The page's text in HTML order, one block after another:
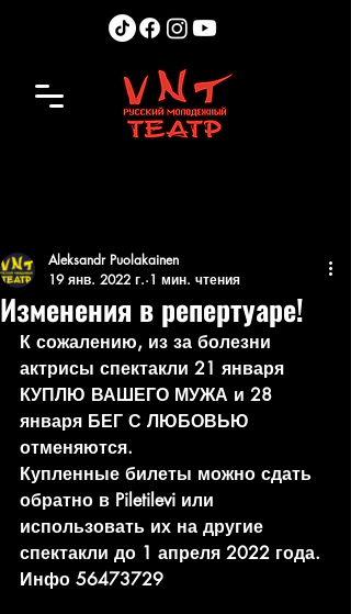
Изменения в репертуаре!
Aleksandr Puolakainen
19 янв. 2022 г. 1 мин. чтения
К сожалению, из за болезни
актрисы спектакли 21 января
КУПЛЮ ВАШЕГО МУЖА и 28
января БЕГ С ЛЮБОВЬЮ
отменяются.
Купленные билеты можно сдать
обратно в Piletilevi или
использовать их на другие
спектакли до 1 апреля 2022 года.
Инфо 56473729